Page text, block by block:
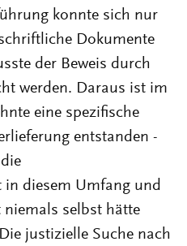
konnte sich nur
Dokumente
der Beweis durch
werden. Daraus ist im
eine spezifische
entstanden -
in diesem Umfang und
niemals selbst hätte
justizielle Suche nach